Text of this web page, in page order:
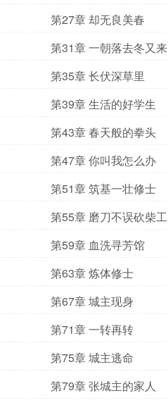
第27章 却无良美春
第31章 一朝落去冬又来
第35章 长伏深草里
第39章 生活的好学生
第43章 春天般的拳头
第47章 你叫我怎么办
第51章 筑基一壮修士
第55章 磨刀不误砍柴工
第59章 血洗寻芳馆
第63章 炼体修士
第67章 城主现身
第71章 一转再转
第75章 城主逃命
第79章 张城主的家人